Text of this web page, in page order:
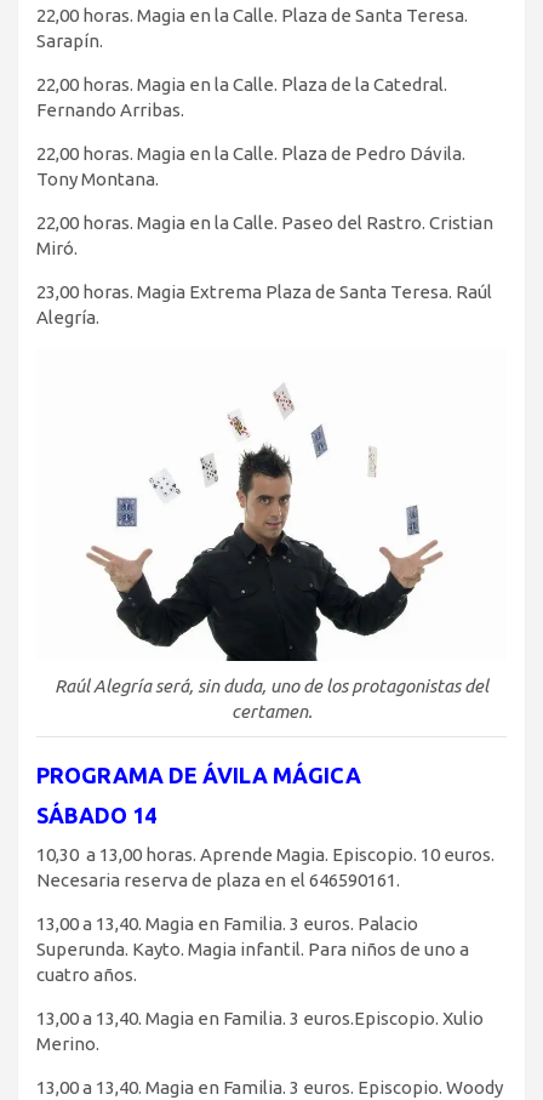
22,00 horas. Magia en la Calle. Plaza de Santa Teresa.
Sarapín.
22,00 horas. Magia en la Calle. Plaza de la Catedral.
Fernando Arribas.
22,00 horas. Magia en la Calle. Plaza de Pedro Dávila.
Tony Montana.
22,00 horas. Magia en la Calle. Paseo del Rastro. Cristian
Miró.
23,00 horas. Magia Extrema Plaza de Santa Teresa. Raúl
Alegría.
Raúl Alegría será, sin duda, uno de los protagonistas del
certamen.
PROGRAMA DE ÁVILA MÁGICA
SÁBADO 14
10,30 a 13,00 horas. Aprende Magia. Episcopio. 10 euros.
Necesaria reserva de plaza en el 646590161.
13,00 a 13,40. Magia en Familia. 3 euros. Palacio
Superunda. Kayto. Magia infantil. Para niños de uno a
cuatro años.
13,00 a 13,40. Magia en Familia. 3 euros.Episcopio. Xulio
Merino.
13,00 a 13,40. Magia en Familia. 3 euros. Episcopio. Woody